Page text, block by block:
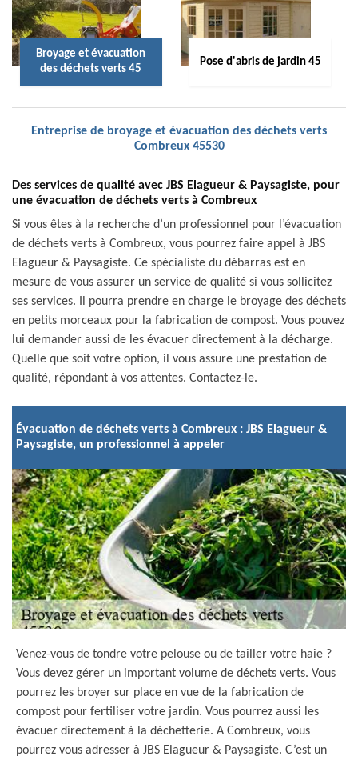
Broyage et évacuation
des déchets verts 45
Pose d'abris de jardin 45
Entreprise de broyage et évacuation des déchets verts
Combreux 45530
Des services de qualité avec JBS Elagueur & Paysagiste, pour
une évacuation de déchets verts à Combreux
Si vous êtes à la recherche d’un professionnel pour l’évacuation
de déchets verts à Combreux, vous pourrez faire appel à JBS
Elagueur & Paysagiste. Ce spécialiste du débarras est en
mesure de vous assurer un service de qualité si vous sollicitez
ses services. Il pourra prendre en charge le broyage des déchets
en petits morceaux pour la fabrication de compost. Vous pouvez
lui demander aussi de les évacuer directement à la décharge.
Quelle que soit votre option, il vous assure une prestation de
qualité, répondant à vos attentes. Contactez-le.
Évacuation de déchets verts à Combreux : JBS Elagueur &
Paysagiste, un professionnel à appeler
Venez-vous de tondre votre pelouse ou de tailler votre haie ?
Vous devez gérer un important volume de déchets verts. Vous
pourrez les broyer sur place en vue de la fabrication de
compost pour fertiliser votre jardin. Vous pourrez aussi les
évacuer directement à la déchetterie. A Combreux, vous
pourrez vous adresser à JBS Elagueur & Paysagiste. C’est un